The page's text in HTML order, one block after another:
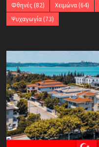
Φθηνές (82) Χειμώνα(64)
Ψυχαγωγία(73)